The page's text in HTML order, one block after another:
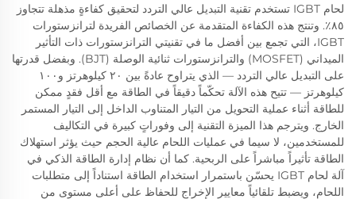
لحام IGBT تستخدم تقنية التبديل عالي التردد لتحقيق كفاءةٍ مذهلة تتجاوز
٨٥٪. وتنتج هذه الكفاءة المتقدمة عن الخصائص الفريدة لترانزستورات
IGBT، التي تجمع بين أفضل ما في تقنيتي الترانزستورات ذات التأثير
الميداني (MOSFET) والترانزستورات ثنائية الوصلة (BJT). وبفضل قدرتها
على التبديل عالي التردد — الذي يتراوح عادةً بين ٢٠ كيلوهرتز و١٠٠
كيلوهرتز — تتيح هذه الآلة تحكّماً دقيقاً في الطاقة مع أقل فقدٍ ممكن
للطاقة أثناء عملية التحويل من التيار المتناوب الداخل إلى التيار المستمر
الخارج. ويترجم هذا الميزة التقنية إلى وفوراتٍ كبيرة في التكاليف
للمستخدمين، لا سيما في عمليات اللحام عالية الحجم حيث يؤثر استهلاك
الطاقة تأثيراً مباشراً على الربحية. كما أن نظام إدارة الطاقة الذكي في
آلة لحام IGBT يحسّن باستمرار استخدام الطاقة استناداً إلى متطلبات
اللحام، ويضبط تلقائياً معايير الإخراج للحفاظ على أعلى مستوى من